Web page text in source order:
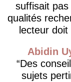
suffisait
qualités
lecteur
Abidin
Des
sujets